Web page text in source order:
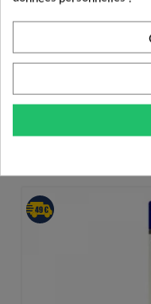
PRODUITS